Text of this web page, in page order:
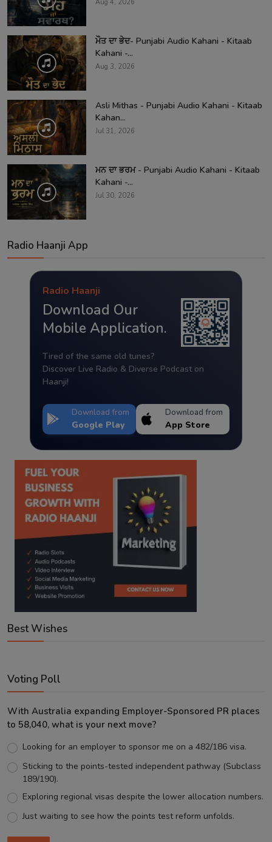
Aug 4, 2026
ਮੌਤ ਦਾ ਭੇਦ- Punjabi Audio Kahani - Kitaab
Kahani -...
Aug 3, 2026
Asli Mithas - Punjabi Audio Kahani - Kitaab
Kahan...
Jul 31, 2026
ਮਨ ਦਾ ਭਰਮ - Punjabi Audio Kahani - Kitaab
Kahani -...
Jul 30, 2026
Radio Haanji App
Radio Haanji
Download Our
Mobile Application.
Tired of the same old tunes?
Discover Live Radio & Diverse Podcast on
Haanji!
Download from
Google Play
Download from
App Store
Best Wishes
Voting Poll
With Australia expanding Employer-Sponsored PR places
to 58,040, what is your next move?
Looking for an employer to sponsor me on a 482/186 visa.
Sticking to the points-tested independent pathway (Subclass
189/190).
Exploring regional visas despite the lower allocation numbers.
Just waiting to see how the points test reform unfolds.